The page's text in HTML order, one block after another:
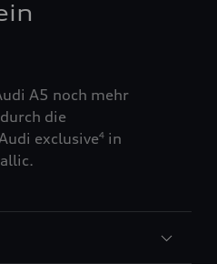
A5 noch mehr
die
exclusive4 in